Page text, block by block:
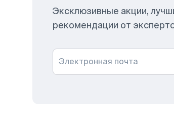
Эксклюзивные акции,
рекомендации от
Электронная почта